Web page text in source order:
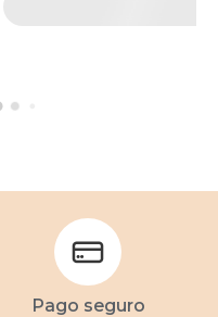
Pago seguro